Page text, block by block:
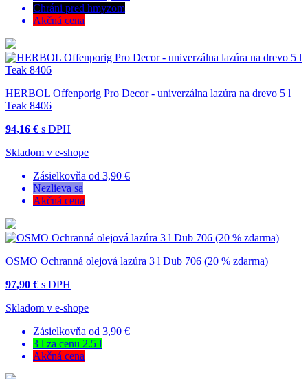
Chráni pred hmyzom
Akčná cena
HERBOL Offenporig Pro Decor - univerzálna lazúra na drevo 5 l
Teak 8406
94,16 € s DPH
Skladom v e-shope
Zásielkovňa od 3,90 €
Nezlieva sa
Akčná cena
OSMO Ochranná olejová lazúra 3 l Dub 706 (20 % zdarma)
97,90 € s DPH
Skladom v e-shope
Zásielkovňa od 3,90 €
3 l za cenu 2.5 l
Akčná cena